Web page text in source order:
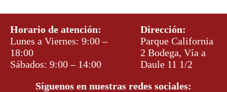
Horario de atención:
Lunes a Viernes: 9:00 –
18:00
Sábados: 9:00 – 14:00
Dirección:
Parque California
2 Bodega, Vía a
Daule 11 1/2
Síguenos en nuestras redes sociales: